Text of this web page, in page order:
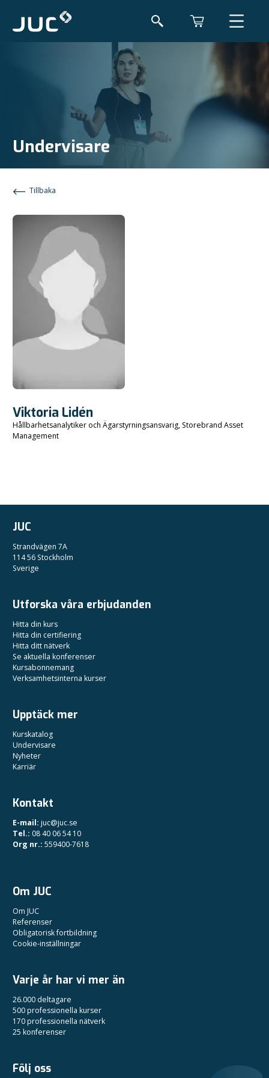
Undervisare
Tillbaka
Viktoria Lidén
Hållbarhetsanalytiker och Ägarstyrningsansvarig, Storebrand Asset
Management
JUC
Strandvägen 7A
114 56 Stockholm
Sverige
Utforska våra erbjudanden
Hitta din kurs
Hitta din certifiering
Hitta ditt nätverk
Se aktuella konferenser
Kursabonnemang
Verksamhetsinterna kurser
Upptäck mer
Kurskatalog
Undervisare
Nyheter
Karriär
Kontakt
E-mail: juc@juc.se
Tel.: 08 40 06 54 10
Org nr.: 559400-7618
Om JUC
Om JUC
Referenser
Obligatorisk fortbildning
Cookie-inställningar
Varje år har vi mer än
26.000 deltagare
500 professionella kurser
170 professionella nätverk
25 konferenser
Följ oss